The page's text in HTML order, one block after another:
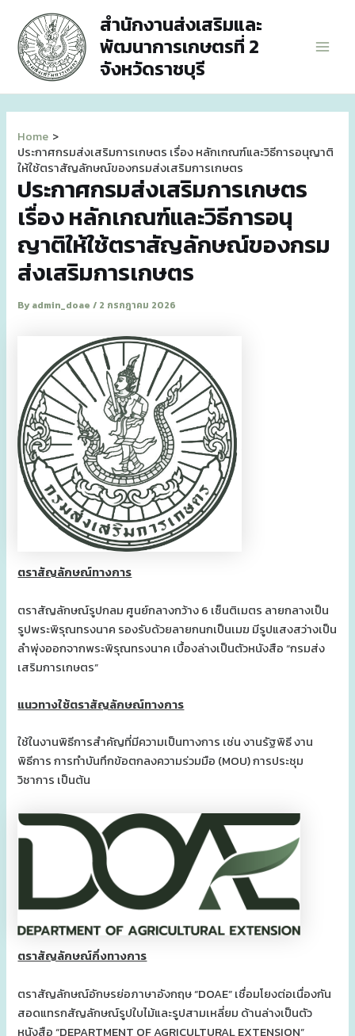
content
สำนักงานส่งเสริมและ
พัฒนาการเกษตรที่ 2
จังหวัดราชบุรี
Menu
Home
ประกาศกรมส่งเสริมการเกษตร เรื่อง หลักเกณฑ์และวิธีการอนุญาติ
ให้ใช้ตราสัญลักษณ์ของกรมส่งเสริมการเกษตร
ประกาศกรมส่งเสริมการเกษตร
เรื่อง หลักเกณฑ์และวิธีการอนุ
ญาติให้ใช้ตราสัญลักษณ์ของกรม
ส่งเสริมการเกษตร
By admin_doae/ 2 กรกฎาคม 2026
ตราสัญลักษณ์ทางการ
ตราสัญลักษณ์รูปกลม ศูนย์กลางกว้าง 6 เซ็นติเมตร ลายกลางเป็น
รูปพระพิรุณทรงนาค รองรับด้วยลายกนกเป็นเมฆ มีรูปแสงสว่างเป็น
ลำพุ่งออกจากพระพิรุณทรงนาค เบื้องล่างเป็นตัวหนังสือ “กรมส่ง
เสริมการเกษตร”
แนวทางใช้ตราสัญลักษณ์ทางการ
ใช้ในงานพิธีการสำคัญที่มีความเป็นทางการ เช่น งานรัฐพิธี งาน
พิธีการ การทำบันทึกข้อตกลงความร่วมมือ (MOU) การประชุม
วิชาการ เป็นต้น
ตราสัญลักษณ์กึ่งทางการ
ตราสัญลักษณ์อักษรย่อภาษาอังกฤษ “DOAE” เชื่อมโยงต่อเนื่องกัน
สอดแทรกสัญลักษณ์รูปใบไม้และรูปสามเหลี่ยม ด้านล่างเป็นตัว
หนังสือ “DEPARTMENT OF AGRICULTURAL EXTENSION”